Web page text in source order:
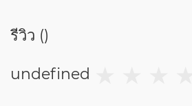
รีวิว ()
undefined